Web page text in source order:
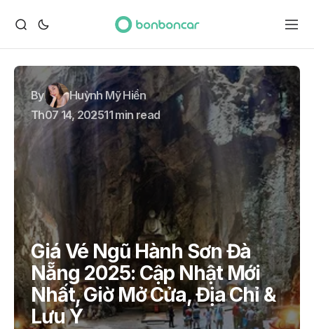
By
Huỳnh Mỹ Hiền
Th07 14, 202511 min read
Giá Vé Ngũ Hành Sơn Đà
Nẵng 2025: Cập Nhật Mới
Nhất, Giờ Mở Cửa, Địa Chỉ &
Lưu Ý